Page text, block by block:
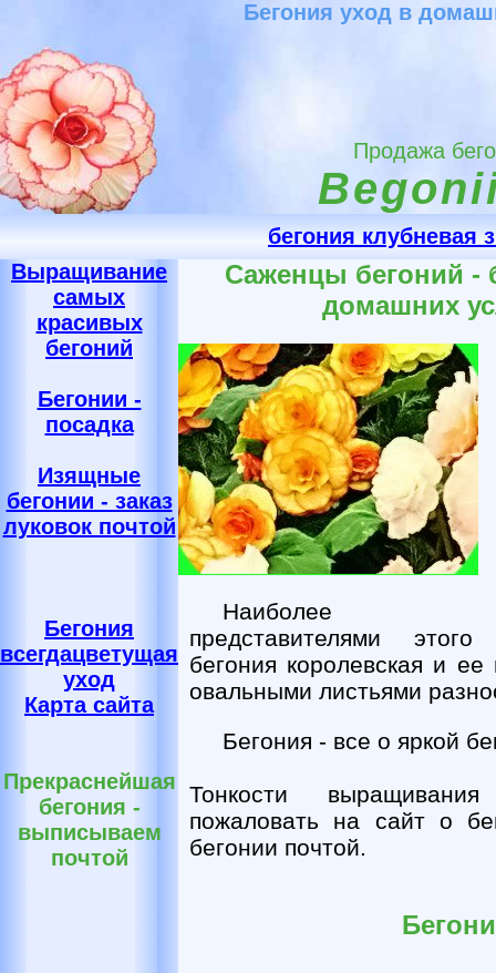
Бегония уход в
Продажа
бегония клубневая
Выращивание
самых
красивых
бегоний
Бегонии -
посадка
Изящные
бегонии - заказ
луковок почтой
Бегония
всегдацветущая
уход
Карта сайта
Прекраснейшая
бегония -
выписываем
почтой
Саженцы бегоний -
домашних
Наиболее
представителями
бегония королевская и
овальными листьями
Бегония - все о яркой
Тонкости
пожаловать на сайт о
бегонии почтой.